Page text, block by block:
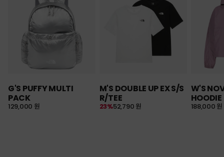
G'S PUFFY MULTI
PACK
129,000 원
M'S DOUBLE UP EX S/S
R/TEE
52,790 원
23%
W'S
HOODIE
188,000 원